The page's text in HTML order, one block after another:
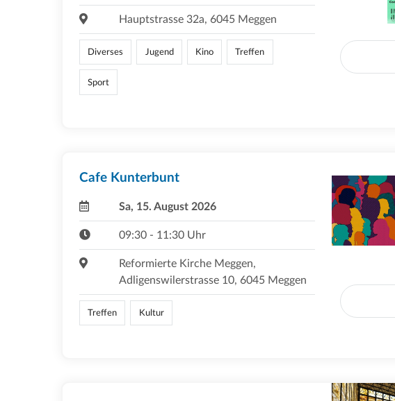
Hauptstrasse 32a, 6045 Meggen
Diverses Jugend Kino Treffen
Sport
Cafe Kunterbunt
Sa, 15. August 2026
09:30 - 11:30 Uhr
Reformierte Kirche Meggen,
Adligenswilerstrasse 10, 6045 Meggen
Treffen Kultur